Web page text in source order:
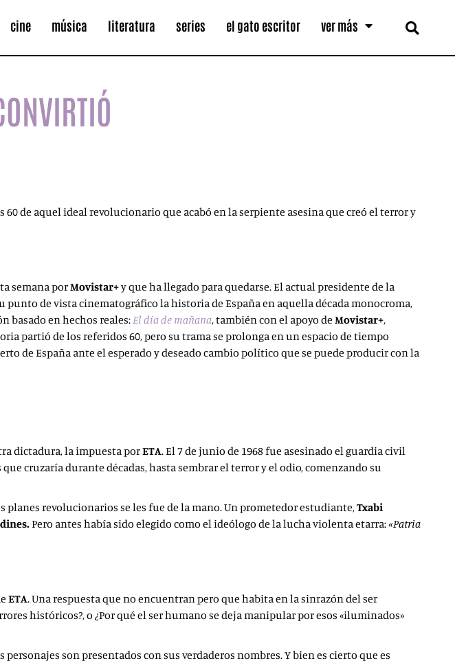
cine música literatura series el gato escritor ver más
60 de aquel ideal revolucionario que acabó en la serpiente asesina que creó el terror y
semana porMovistar+y que ha llegado para quedarse. El actual presidente de la
punto de vista cinematográfico la historia de España en aquella década monocroma,
basado en hechos reales:El día de mañana, también con el apoyo de Movistar+,
partió de los referidos 60, pero su trama se prolonga en un espacio de tiempo
de España ante el esperado y deseado cambio político que se puede producir con la
dictadura, la impuesta porETA. El 7 de junio de 1968 fue asesinado el guardia civil
cruzaría durante décadas, hasta sembrar el terror y el odio, comenzando su
revolucionarios se les fue de la mano. Un prometedor estudiante,Txabi
Pero antes había sido elegido como el ideólogo de la lucha violenta etarra:«Patria
ETA. Una respuesta que no encuentran pero que habita en la sinrazón del ser
históricos?, o ¿Por qué el ser humano se deja manipular por esos «iluminados»
son presentados con sus verdaderos nombres. Y bien es cierto que es